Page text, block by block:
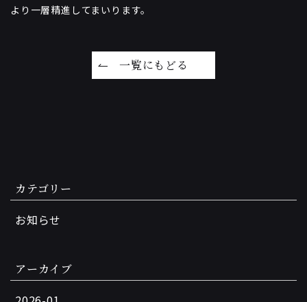
カテゴリー
お知らせ
アーカイブ
より一層精進してまいります。
一覧にもどる